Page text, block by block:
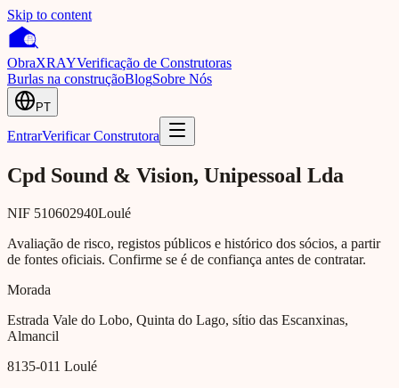
Skip to content
ObraXRAYVerificação de Construtoras
Burlas na construçãoBlogSobre Nós
PT
EntrarVerificar Construtora
Cpd Sound & Vision, Unipessoal Lda
NIF 510602940Loulé
Avaliação de risco, registos públicos e histórico dos sócios, a partir
de fontes oficiais. Confirme se é de confiança antes de contratar.
Morada
Estrada Vale do Lobo, Quinta do Lago, sítio das Escanxinas,
Almancil
8135-011 Loulé